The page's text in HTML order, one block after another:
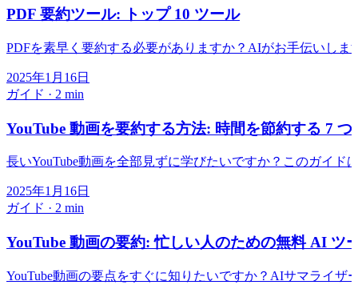
PDF 要約ツール: トップ 10 ツール
PDFを素早く要約する必要がありますか？AIがお手伝いし
2025年1月16日
ガイド · 2 min
YouTube 動画を要約する方法: 時間を節約する 7 つ
長いYouTube動画を全部見ずに学びたいですか？このガイ
2025年1月16日
ガイド · 2 min
YouTube 動画の要約: 忙しい人のための無料 AI ツ
YouTube動画の要点をすぐに知りたいですか？AIサマライ